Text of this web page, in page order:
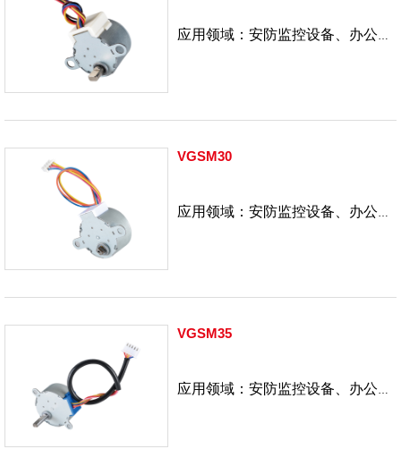
应用领域：安防监控设备、办公自
VGSM30
应用领域：安防监控设备、办公自
VGSM35
应用领域：安防监控设备、办公自